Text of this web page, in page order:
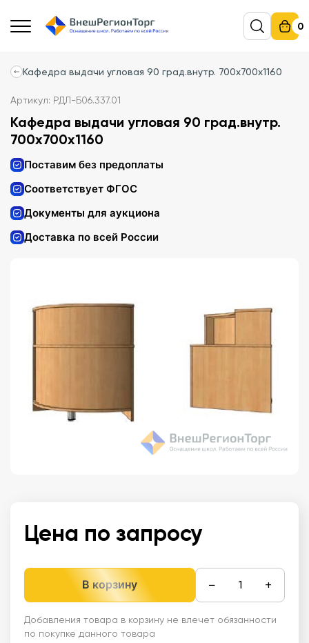
0
Кафедра выдачи угловая 90 град.внутр. 700х700х1160
Артикул: РДЛ-Б06.337.01
Кафедра выдачи угловая 90 град.внутр.
700х700х1160
Поставим без предоплаты
Соответствует ФГОС
Документы для аукциона
Доставка по всей России
Цена по запросу
В корзину − +
Добавления товара в корзину не влечет обязанности
по покупке данного товара